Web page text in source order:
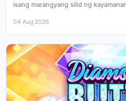
isang marangyang silid ng
04 Aug 2026